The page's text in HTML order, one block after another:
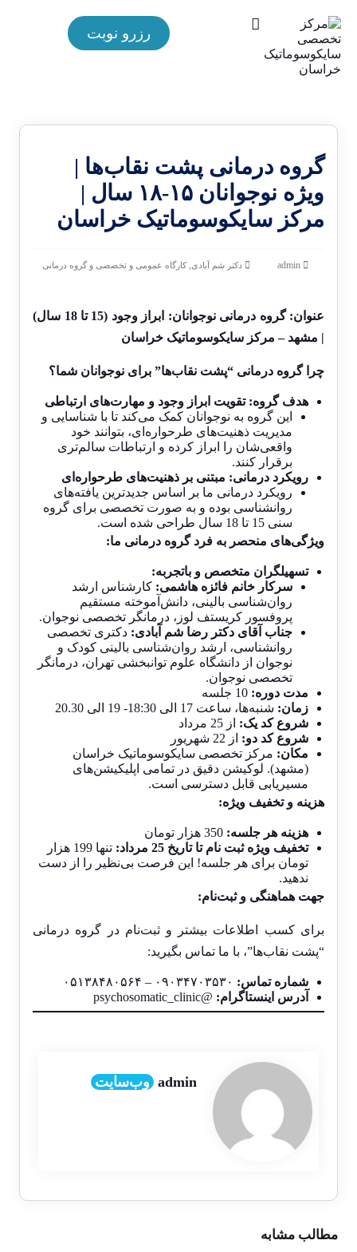
رزرو نوبت
گروه درمانی پشت نقاب‌ها |
ویژه نوجوانان ۱۵-۱۸ سال |
مرکز سایکوسوماتیک خراسان
admin دکتر شم آبادی,کارگاه عمومی و تخصصی و گروه درمانی
عنوان: گروه درمانی نوجوانان: ابراز وجود (15 تا 18 سال)
| مشهد – مرکز سایکوسوماتیک خراسان
چرا گروه درمانی “پشت نقاب‌ها” برای نوجوانان شما؟
هدف گروه: تقویت ابراز وجود و مهارت‌های ارتباطی
این گروه به نوجوانان کمک می‌کند تا با شناسایی و
مدیریت ذهنیت‌های طرحواره‌ای، بتوانند خود
واقعی‌شان را ابراز کرده و ارتباطات سالم‌تری
برقرار کنند.
رویکرد درمانی: مبتنی بر ذهنیت‌های طرحواره‌ای
رویکرد درمانی ما بر اساس جدیدترین یافته‌های
روانشناسی بوده و به صورت تخصصی برای گروه
سنی 15 تا 18 سال طراحی شده است.
ویژگی‌های منحصر به فرد گروه درمانی ما:
تسهیلگران متخصص و باتجربه:
سرکار خانم فائزه هاشمی: کارشناس ارشد
روان‌شناسی بالینی، دانش‌آموخته مستقیم
پروفسور کریستف لوز، درمانگر تخصصی نوجوان.
جناب آقای دکتر رضا شم آبادی: دکتری تخصصی
روانشناسی، ارشد روان‌شناسی بالینی کودک و
نوجوان از دانشگاه علوم توانبخشی تهران، درمانگر
تخصصی نوجوان.
مدت دوره: 10 جلسه
زمان: شنبه‌ها، ساعت 17 الی 18:30- 19 الی 20.30
شروع کد یک: از 25 مرداد
شروع کد دو: از 22 شهریور
مکان: مرکز تخصصی سایکوسوماتیک خراسان
(مشهد). لوکیشن دقیق در تمامی اپلیکیشن‌های
مسیریابی قابل دسترسی است.
هزینه و تخفیف ویژه:
هزینه هر جلسه: 350 هزار تومان
تخفیف ویژه ثبت نام تا تاریخ 25 مرداد:
تنها 199 هزار
تومان برای هر جلسه! این فرصت بی‌نظیر را از دست
ندهید.
جهت هماهنگی و ثبت‌نام:
برای کسب اطلاعات بیشتر و ثبت‌نام در گروه درمانی
“پشت نقاب‌ها”، با ما تماس بگیرید:
شماره تماس:
آدرس اینستاگرام: @psychosomatic_clinic
admin وب‌سایت
مطالب مشابه